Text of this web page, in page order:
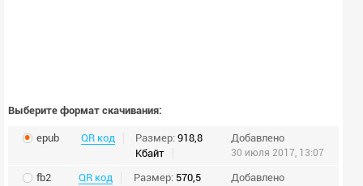
Выберите формат скачивания:
epub QR код Размер: 918,8
Кбайт
Добавлено
30 июля 2017, 13:07
fb2 QR код Размер: 570,5
Добавлено